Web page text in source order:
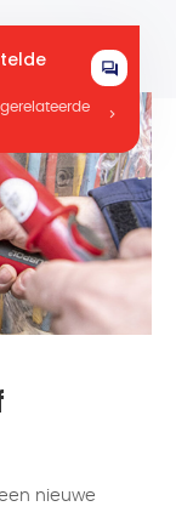
gerelateerde
nieuwe